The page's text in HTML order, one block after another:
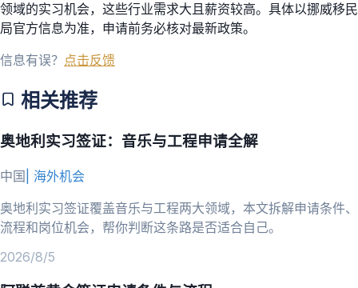
领域的实习机会，这些行业需求大且薪资较高。具体以挪威移民
局官方信息为准，申请前务必核对最新政策。
信息有误？ 点击反馈
相关推荐
奥地利实习签证：音乐与工程申请全解
中国 海外机会
奥地利实习签证覆盖音乐与工程两大领域，本文拆解申请条件、
流程和岗位机会，帮你判断这条路是否适合自己。
2026/8/5